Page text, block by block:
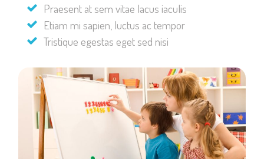
Praesent at sem vitae lacus iaculis
Etiam mi sapien, luctus ac tempor
Tristique egestas eget sed nisi